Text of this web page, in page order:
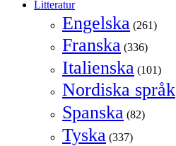
Litteratur
Engelska (261)
Franska (336)
Italienska (101)
Nordiska språk
Spanska (82)
Tyska (337)